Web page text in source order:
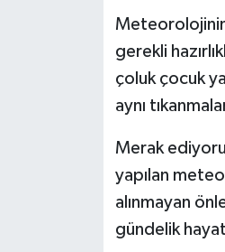
gerekli
çoluk çocuk
aynı
Merak
yapılan
alınmayan
gündelik